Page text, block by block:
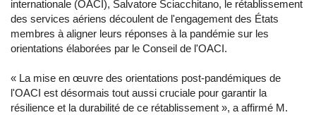
internationale (OACI), Salvatore Sciacchitano, le rétablissement
des services aériens découlent de l'engagement des États
membres à aligner leurs réponses à la pandémie sur les
orientations élaborées par le Conseil de l'OACI.
« La mise en œuvre des orientations post-pandémiques de
l'OACI est désormais tout aussi cruciale pour garantir la
résilience et la durabilité de ce rétablissement », a affirmé M.